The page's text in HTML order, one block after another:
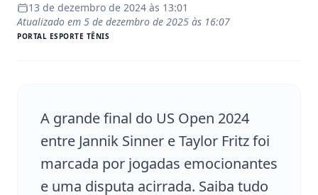
13 de dezembro de 2024 às 13:01
Atualizado em 5 de dezembro de 2025 às 16:07
PORTAL ESPORTE TÊNIS
A grande final do US Open 2024
entre Jannik Sinner e Taylor Fritz foi
marcada por jogadas emocionantes
e uma disputa acirrada. Saiba tudo